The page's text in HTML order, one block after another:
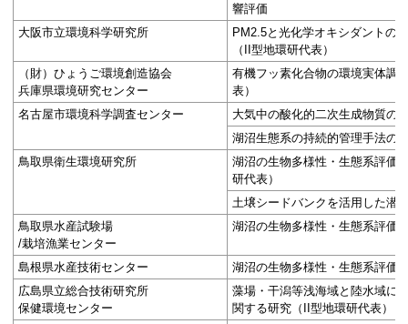
響評価
大阪市立環境科学研究所
PM2.5と光化学オキシダントの
（II型地環研代表）
（財）ひょうご環境創造協会
兵庫県環境研究センター
有機フッ素化合物の環境実体調
表）
名古屋市環境科学調査センター
大気中の酸化的二次生成物質の
湖沼生態系の持続的管理手法の
鳥取県衛生環境研究所
湖沼の生物多様性・生態系評価
研代表）
土壌シードバンクを活用した潜
鳥取県水産試験場
/栽培漁業センター
湖沼の生物多様性・生態系評価
島根県水産技術センター
湖沼の生物多様性・生態系評価
広島県立総合技術研究所
保健環境センター
藻場・干潟等浅海域と陸水域に
関する研究（II型地環研代表）